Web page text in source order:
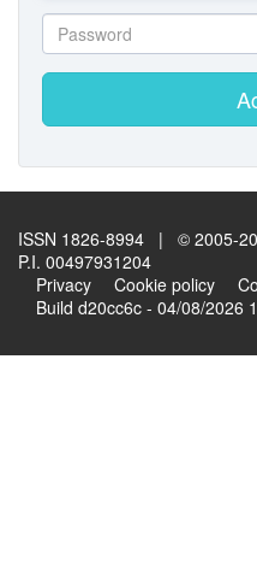
ISSN 1826-8994 | © 2005-
P.I. 00497931204
Privacy
Cookie policy
Build d20cc6c - 04/08/2026